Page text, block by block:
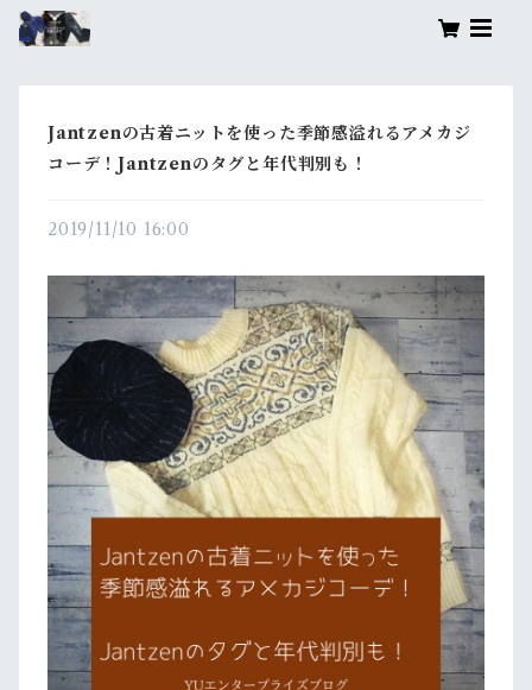
Jantzenの古着ニットを使った季節感溢れるアメカジ
コーデ！Jantzenのタグと年代判別も！
2019/11/10 16:00